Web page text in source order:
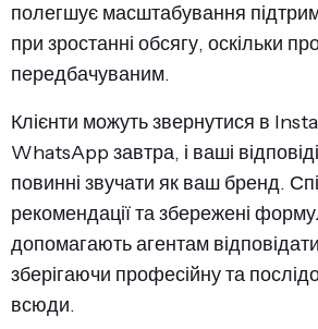
полегшує масштабування
при зростанні обсягу, оскільки
передбачуваним.
Клієнти можуть звернутися в
WhatsApp завтра, і ваші
повинні звучати як ваш бренд.
рекомендації та збережені
допомагають агентам
зберігаючи професійну та
всюди.